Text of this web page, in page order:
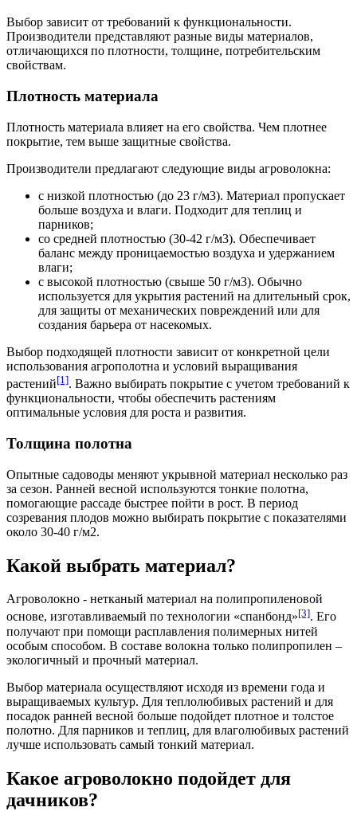
Выбор зависит от требований к функциональности.
Производители представляют разные виды материалов,
отличающихся по плотности, толщине, потребительским
свойствам.
Плотность материала
Плотность материала влияет на его свойства. Чем плотнее
покрытие, тем выше защитные свойства.
Производители предлагают следующие виды агроволокна:
с низкой плотностью (до 23 г/м3). Материал пропускает
больше воздуха и влаги. Подходит для теплиц и
парников;
со средней плотностью (30-42 г/м3). Обеспечивает
баланс между проницаемостью воздуха и удержанием
влаги;
с высокой плотностью (свыше 50 г/м3). Обычно
используется для укрытия растений на длительный срок,
для защиты от механических повреждений или для
создания барьера от насекомых.
Выбор подходящей плотности зависит от конкретной цели
использования агрополотна и условий выращивания
растений[1]. Важно выбирать покрытие с учетом требований к
функциональности, чтобы обеспечить растениям
оптимальные условия для роста и развития.
Толщина полотна
Опытные садоводы меняют укрывной материал несколько раз
за сезон. Ранней весной используются тонкие полотна,
помогающие рассаде быстрее пойти в рост. В период
созревания плодов можно выбирать покрытие с показателями
около 30-40 г/м2.
Какой выбрать материал?
Агроволокно - нетканый материал на полипропиленовой
основе, изготавливаемый по технологии «спанбонд»[3]. Его
получают при помощи расплавления полимерных нитей
особым способом. В составе волокна только полипропилен –
экологичный и прочный материал.
Выбор материала осуществляют исходя из времени года и
выращиваемых культур. Для теплолюбивых растений и для
посадок ранней весной больше подойдет плотное и толстое
полотно. Для парников и теплиц, для влаголюбивых растений
лучше использовать самый тонкий материал.
Какое агроволокно подойдет для
дачников?